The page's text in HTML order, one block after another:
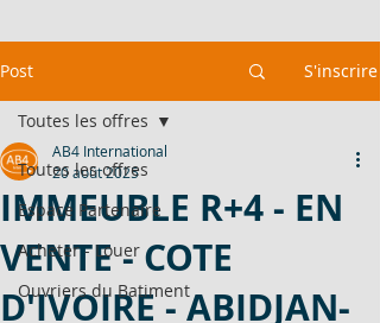
Post S'inscrire
Toutes les offres
Espace Partenaire
Acheter - Louer
Ouvriers du Batiment
Toutes les offres
IMMEUBLE R+4 - EN
VENTE - COTE
D'IVOIRE - ABIDJAN-
AB4 International
20 août 2025